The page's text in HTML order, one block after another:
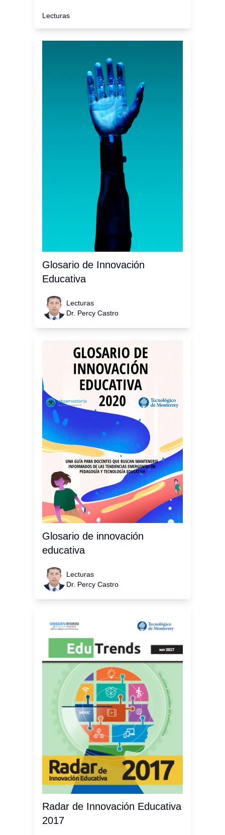
Lecturas
Glosario de Innovación
Educativa
Lecturas
Dr. Percy Castro
Glosario de innovación
educativa
Lecturas
Dr. Percy Castro
Radar de Innovación Educativa
2017